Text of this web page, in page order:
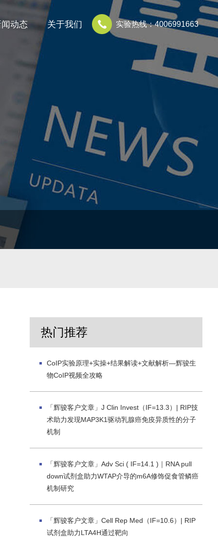
实验热线：4006991663
动态 关于我们
热门推荐
CoIP实验原理+实操+结果解读+文献解析—辉骏生
物CoIP视频全攻略
「辉骏客户文章」J Clin Invest（IF=13.3）| RIP技
术助力发现MAP3K1驱动乳腺癌免疫异质性的分子
机制
「辉骏客户文章」Adv Sci ( IF=14.1 )｜RNA pull
down试剂盒助力WTAP介导的m6A修饰促食管鳞癌
机制研究
「辉骏客户文章」Cell Rep Med（IF=10.6）| RIP
试剂盒助力LTA4H通过靶向